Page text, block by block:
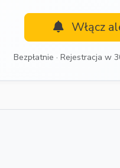
Włącz
Bezpłatnie · Rejestracja w